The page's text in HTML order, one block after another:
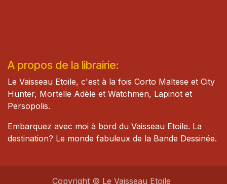
A propos de la librairie:
Le Vaisseau Etoile, c'est à la fois Corto Maltese et City
Hunter, Mortelle Adèle et Watch​men, Lapinot et
Persopolis.
Embarquez avec moi à bord du Vaisseau Etoile. La
destination? Le monde fabuleux de la Bande Dessinée.
Copyright © Le Vaisseau Etoile